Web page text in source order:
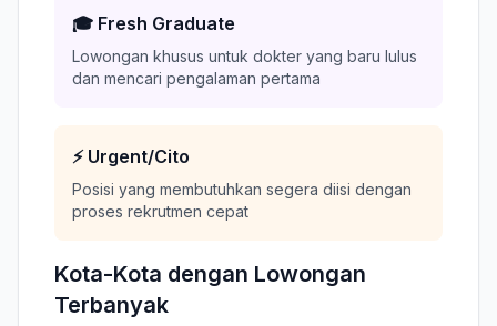
🎓 Fresh Graduate
Lowongan khusus untuk dokter yang baru lulus
dan mencari pengalaman pertama
⚡ Urgent/Cito
Posisi yang membutuhkan segera diisi dengan
proses rekrutmen cepat
Kota-Kota dengan Lowongan
Terbanyak